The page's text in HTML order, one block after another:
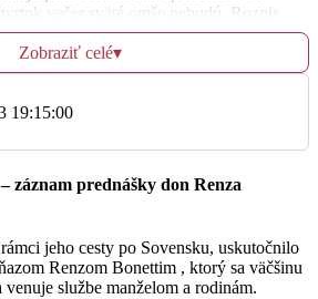
večer sväté omše nebudú. Rozpis
alebo na webovej stránke farnosti.
svätá spoveď bude v našej farnosti v
bude od 10:00 – 11:45 a od 17:00 –
k nim domov v stredu: 29. III. od 8:00.
sa začína Veľký týždeň. V tento
Krista do Jeruzalema. Nadšené davy
dávali ich pred Krista na cestu, ktorou
života – prútie vŕby – bahniatka. Z
pripravuje popol, ktorý sa používa ako
stredu. Pučiaca ratolesť je znakom
Zobraziť celé▾
19:15:00
záznam prednášky don Renza
jeho cesty po Sovensku, uskutočnilo
Renzom Bonettim , ktorý sa väčšinu
službe manželom a rodinám.